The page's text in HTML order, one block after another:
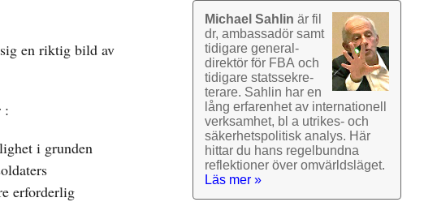
en riktig bild av
:
i grunden
erforderlig
Michael Sahlin är fil
dr, ambassadör samt
tidigare general­
direktör för FBA och
tidigare stats­sekre­
terare. Sahlin har en
lång erfarenhet av inter­nationell
verk­samhet, bl a utrikes- och
säkerhets­politisk analys. Här
hittar du hans regel­bundna
reflek­tioner över omvärlds­läget.
Läs mer »